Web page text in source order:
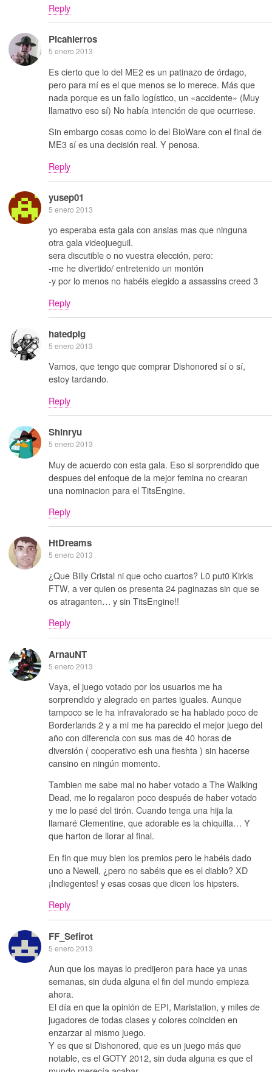
Reply
Picahierros
5 enero 2013
Es cierto que lo del ME2 es un patinazo de órdago,
pero para mí es el que menos se lo merece. Más que
nada porque es un fallo logístico, un «accidente» (Muy
llamativo eso sí) No había intención de que ocurriese.
Sin embargo cosas como lo del BioWare con el final de
ME3 sí es una decisión real. Y penosa.
Reply
yusep01
5 enero 2013
yo esperaba esta gala con ansias mas que ninguna
otra gala videojueguil.
sera discutible o no vuestra elección, pero:
-me he divertido/ entretenido un montón
-y por lo menos no habéis elegido a assassins creed 3
Reply
hatedpig
5 enero 2013
Vamos, que tengo que comprar Dishonored sí o sí,
estoy tardando.
Reply
Shinryu
5 enero 2013
Muy de acuerdo con esta gala. Eso si sorprendido que
despues del enfoque de la mejor femina no crearan
una nominacion para el TitsEngine.
Reply
HtDreams
5 enero 2013
¿Que Billy Cristal ni que ocho cuartos? L0 put0 Kirkis
FTW, a ver quien os presenta 24 paginazas sin que se
os atraganten… y sin TitsEngine!!
Reply
ArnauNT
5 enero 2013
Vaya, el juego votado por los usuarios me ha
sorprendido y alegrado en partes iguales. Aunque
tampoco se le ha infravalorado se ha hablado poco de
Borderlands 2 y a mi me ha parecido el mejor juego del
año con diferencia con sus mas de 40 horas de
diversión ( cooperativo esh una fieshta ) sin hacerse
cansino en ningún momento.
Tambien me sabe mal no haber votado a The Walking
Dead, me lo regalaron poco después de haber votado
y me lo pasé del tirón. Cuando tenga una hija la
llamaré Clementine, que adorable es la chiquilla… Y
que harton de llorar al final.
En fin que muy bien los premios pero le habéis dado
uno a Newell, ¿pero no sabéis que es el diablo? XD
¡Indiegentes! y esas cosas que dicen los hipsters.
Reply
FF_Sefirot
5 enero 2013
Aun que los mayas lo predijeron para hace ya unas
semanas, sin duda alguna el fin del mundo empieza
ahora.
El día en que la opinión de EPI, Maristation, y miles de
jugadores de todas clases y colores coinciden en
enzarzar al mismo juego.
Y es que si Dishonored, que es un juego más que
notable, es el GOTY 2012, sin duda alguna es que el